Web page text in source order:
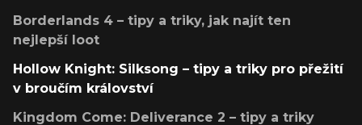
Borderlands 4 – tipy a triky, jak najít ten
nejlepší loot
Hollow Knight: Silksong – tipy a triky pro přežití
v broučím království
Kingdom Come: Deliverance 2 – tipy a triky